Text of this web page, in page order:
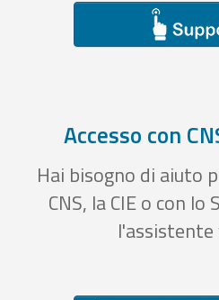
Accesso con
Hai bisogno di aiuto
CNS, la CIE o con lo